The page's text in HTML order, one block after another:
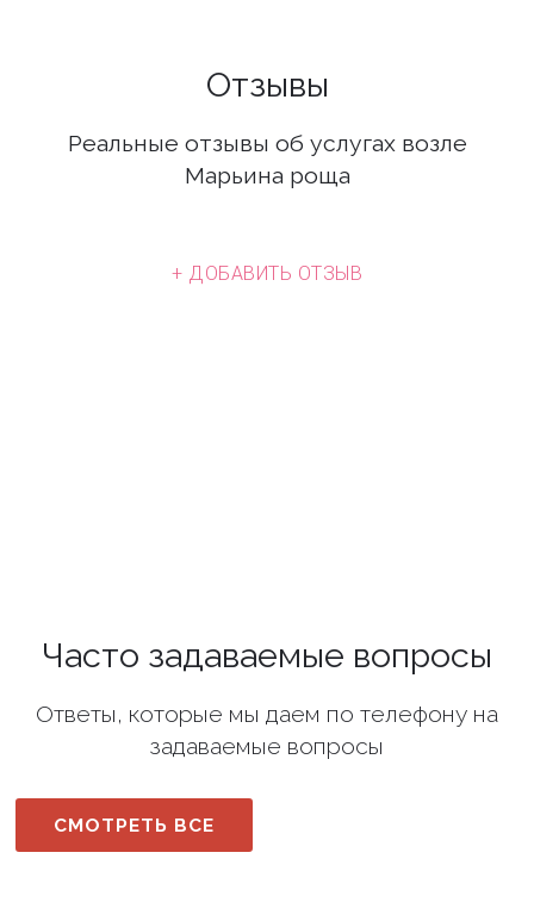
Отзывы
Реальные отзывы об услугах возле
Марьина роща
+ ДОБАВИТЬ ОТЗЫВ
Часто задаваемые вопросы
Ответы, которые мы даем по телефону на
задаваемые вопросы
СМОТРЕТЬ ВСЕ